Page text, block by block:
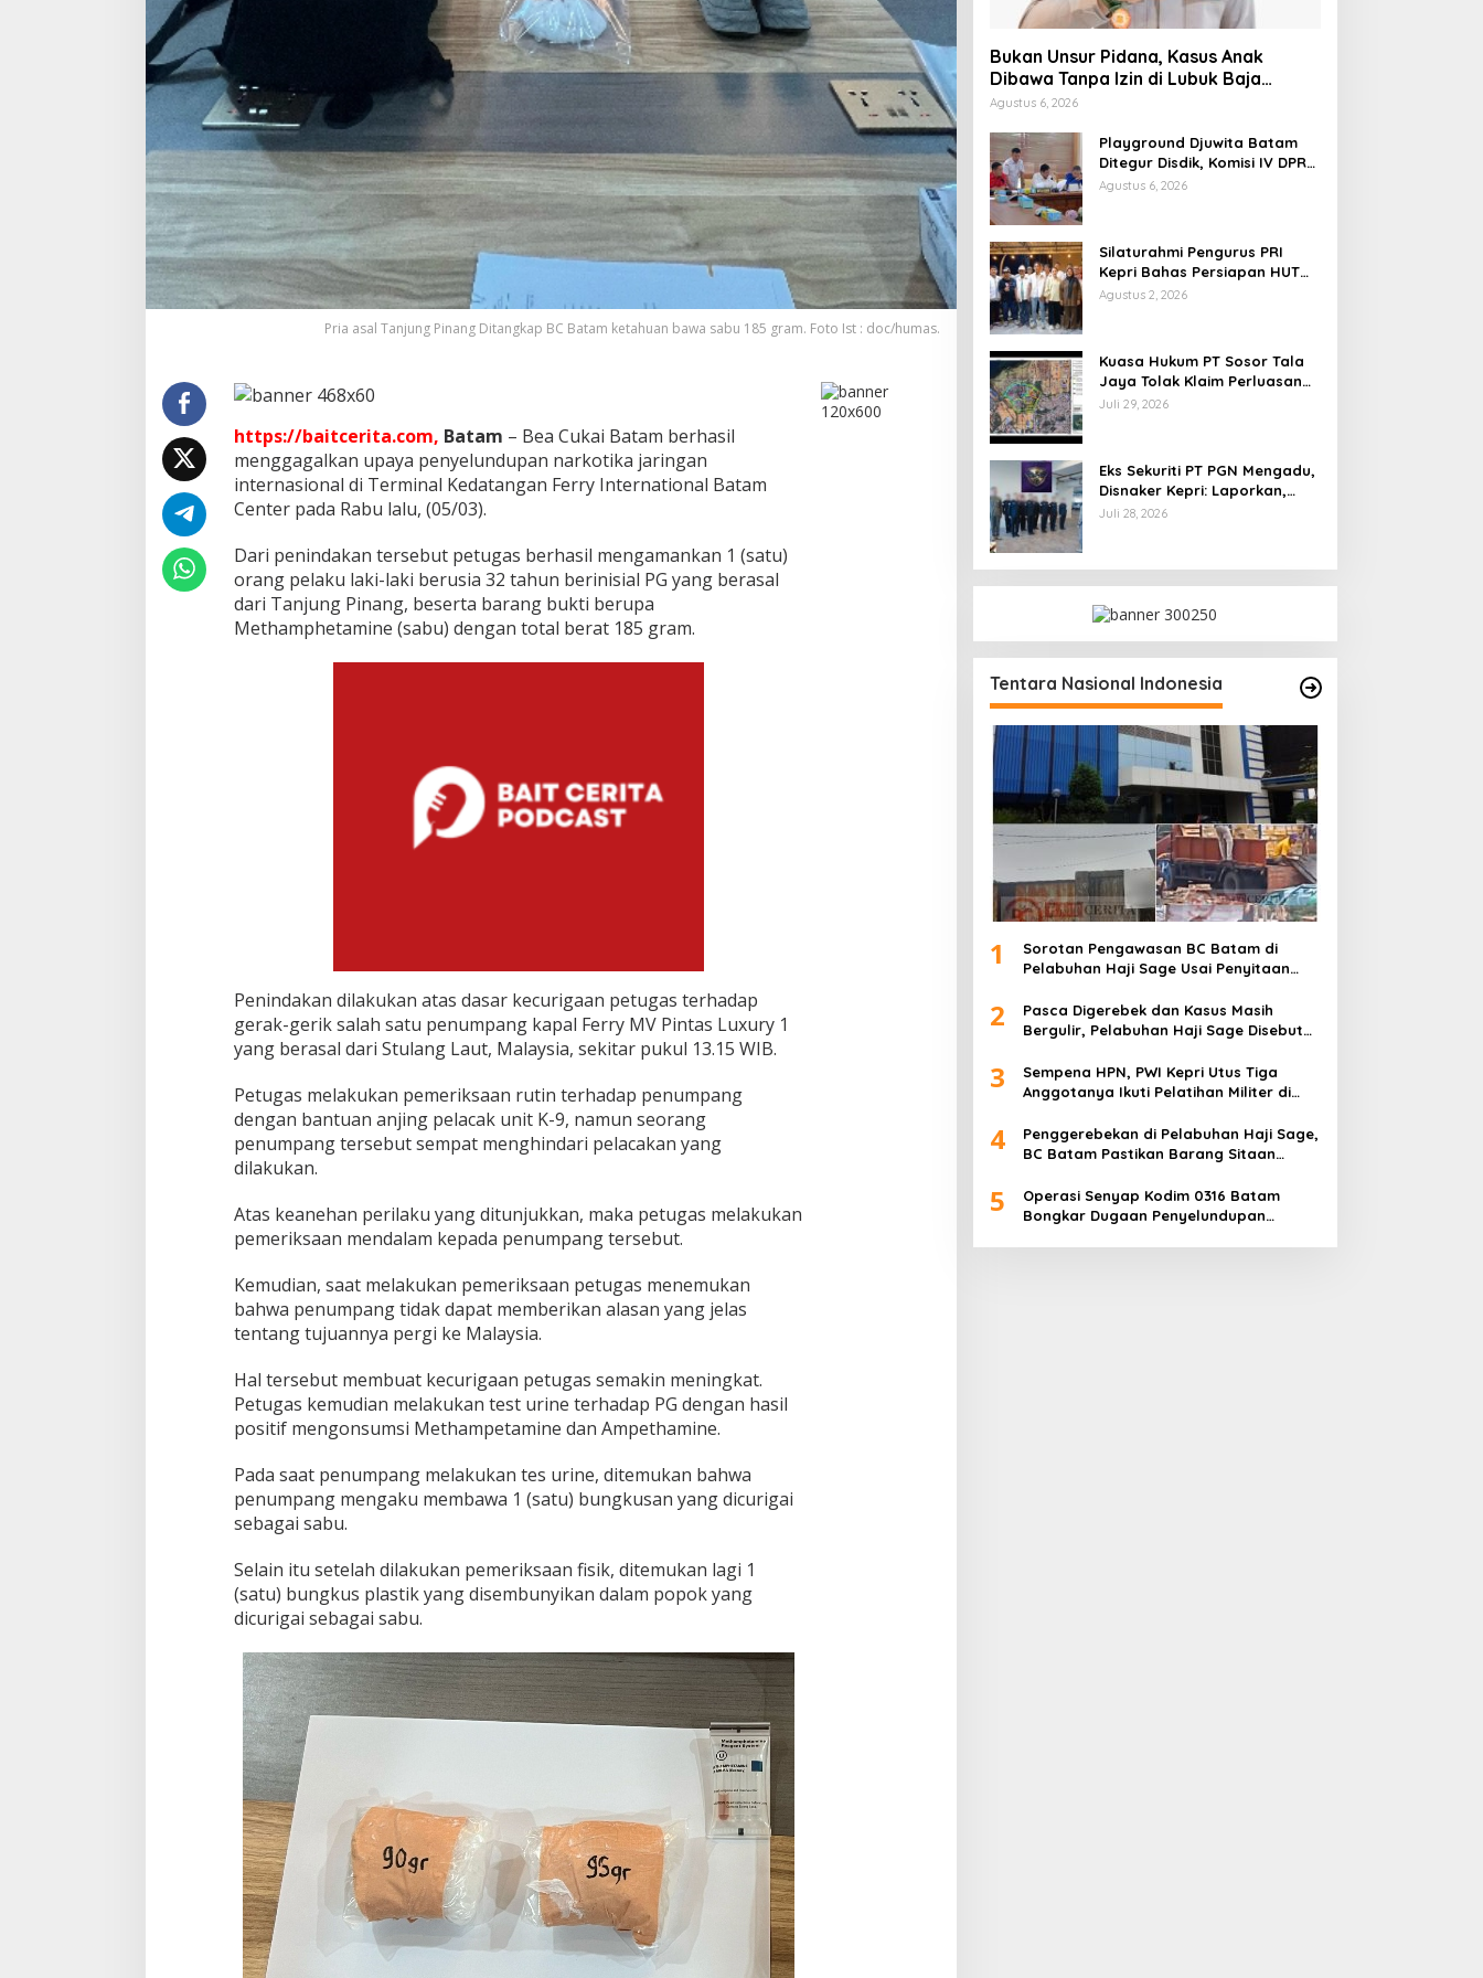
Pria asal Tanjung Pinang Ditangkap BC Batam ketahuan bawa sabu 185 gram. Foto Ist : doc/humas.
https://baitcerita.com, Batam – Bea Cukai Batam berhasil
menggagalkan upaya penyelundupan narkotika jaringan
internasional di Terminal Kedatangan Ferry International Batam
Center pada Rabu lalu, (05/03).
Dari penindakan tersebut petugas berhasil mengamankan 1 (satu)
orang pelaku laki-laki berusia 32 tahun berinisial PG yang berasal
dari Tanjung Pinang, beserta barang bukti berupa
Methamphetamine (sabu) dengan total berat 185 gram.
Penindakan dilakukan atas dasar kecurigaan petugas terhadap
gerak-gerik salah satu penumpang kapal Ferry MV Pintas Luxury 1
yang berasal dari Stulang Laut, Malaysia, sekitar pukul 13.15 WIB.
Petugas melakukan pemeriksaan rutin terhadap penumpang
dengan bantuan anjing pelacak unit K-9, namun seorang
penumpang tersebut sempat menghindari pelacakan yang
dilakukan.
Atas keanehan perilaku yang ditunjukkan, maka petugas melakukan
pemeriksaan mendalam kepada penumpang tersebut.
Kemudian, saat melakukan pemeriksaan petugas menemukan
bahwa penumpang tidak dapat memberikan alasan yang jelas
tentang tujuannya pergi ke Malaysia.
Hal tersebut membuat kecurigaan petugas semakin meningkat.
Petugas kemudian melakukan test urine terhadap PG dengan hasil
positif mengonsumsi Methampetamine dan Ampethamine.
Pada saat penumpang melakukan tes urine, ditemukan bahwa
penumpang mengaku membawa 1 (satu) bungkusan yang dicurigai
sebagai sabu.
Selain itu setelah dilakukan pemeriksaan fisik, ditemukan lagi 1
(satu) bungkus plastik yang disembunyikan dalam popok yang
dicurigai sebagai sabu.
Bukan Unsur Pidana, Kasus Anak
Dibawa Tanpa Izin di Lubuk Baja
Dihentikan
Agustus 6, 2026
Playground Djuwita Batam
Ditegur Disdik, Komisi IV DPRD
Jadwalkan Sidak
Agustus 6, 2026
Silaturahmi Pengurus PRI
Kepri Bahas Persiapan HUT
Ke-1 dan Penguatan
Agustus 2, 2026
Kuasa Hukum PT Sosor Tala
Jaya Tolak Klaim Perluasan
Kampung Tua Batu Merah
Juli 29, 2026
Eks Sekuriti PT PGN Mengadu,
Disnaker Kepri: Laporkan,
Kami Tindak Lanjuti
Juli 28, 2026
Tentara Nasional Indonesia
1
Sorotan Pengawasan BC Batam di
Pelabuhan Haji Sage Usai Penyitaan
2
Pasca Digerebek dan Kasus Masih
Bergulir, Pelabuhan Haji Sage Disebut
Dipertanyakan
3
Sempena HPN, PWI Kepri Utus Tiga
Anggotanya Ikuti Pelatihan Militer di
4
Penggerebekan di Pelabuhan Haji Sage,
BC Batam Pastikan Barang Sitaan
5
Operasi Senyap Kodim 0316 Batam
Bongkar Dugaan Penyelundupan